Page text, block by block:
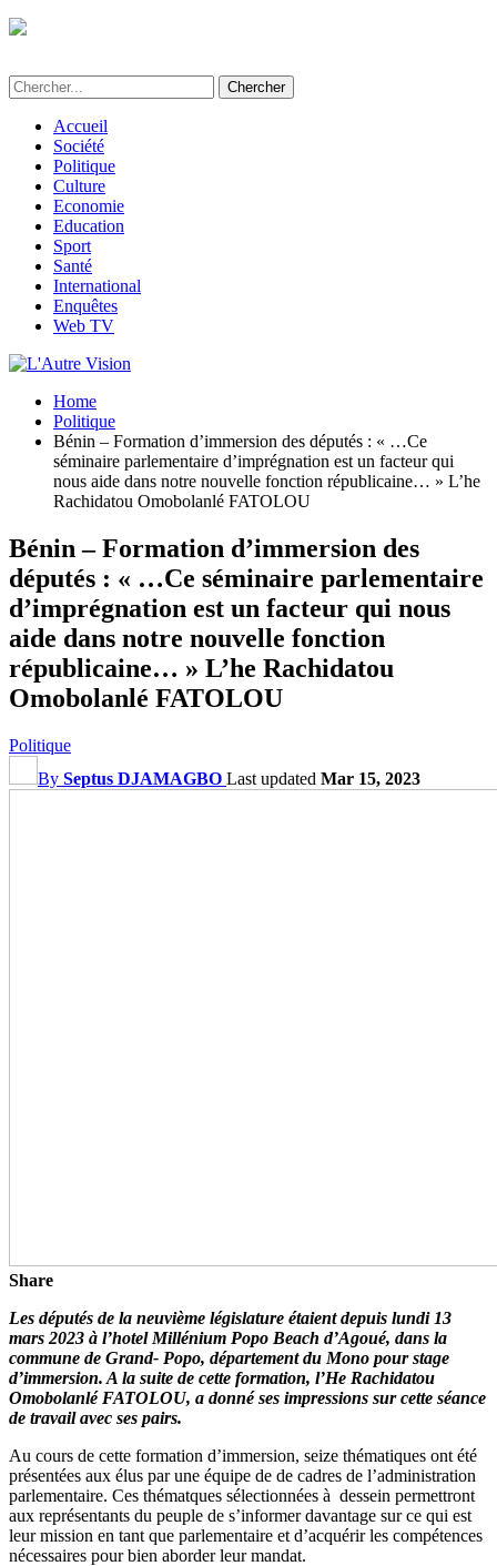
Accueil
Société
Politique
Culture
Economie
Education
Sport
Santé
International
Enquêtes
Web TV
Home
Politique
Bénin – Formation d’immersion des députés : « …Ce
séminaire parlementaire d’imprégnation est un facteur qui
nous aide dans notre nouvelle fonction républicaine… » L’he
Rachidatou Omobolanlé FATOLOU
Bénin – Formation d’immersion des
députés : « …Ce séminaire parlementaire
d’imprégnation est un facteur qui nous
aide dans notre nouvelle fonction
républicaine… » L’he Rachidatou
Omobolanlé FATOLOU
Politique
By Septus DJAMAGBO Last updated Mar 15, 2023
Share
Les députés de la neuvième législature étaient depuis lundi 13
mars 2023 à l’hotel Millénium Popo Beach d’Agoué, dans la
commune de Grand- Popo, département du Mono pour stage
d’immersion. A la suite de cette formation, l’He Rachidatou
Omobolanlé FATOLOU, a donné ses impressions sur cette séance
de travail avec ses pairs.
Au cours de cette formation d’immersion, seize thématiques ont été
présentées aux élus par une équipe de de cadres de l’administration
parlementaire. Ces thématques sélectionnées à dessein permettront
aux représentants du peuple de s’informer davantage sur ce qui est
leur mission en tant que parlementaire et d’acquérir les compétences
nécessaires pour bien aborder leur mandat.